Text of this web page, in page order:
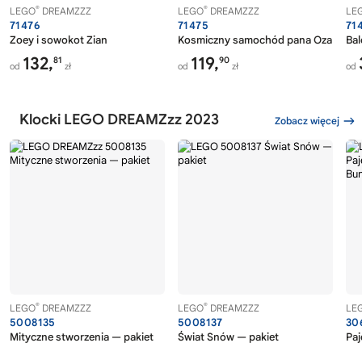
LEGO® DREAMZZZ
71476
Zoey i sowokot Zian
od 132,81
zł
LEGO® DREAMZZZ
71475
Kosmiczny samochód pana Oza
od 119,90
zł od
Klocki LEGO DREAMZzz 2023 Zobacz więcej
LEGO® DREAMZZZ
5008135
Mityczne stworzenia — pakiet
LEGO® DREAMZZZ
5008137
Świat Snów — pakiet